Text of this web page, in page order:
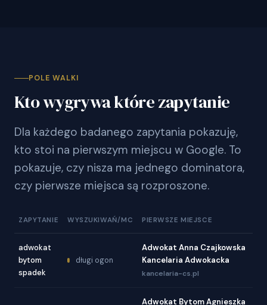
POLE WALKI
Kto wygrywa które zapytanie
Dla każdego badanego zapytania pokazuję,
kto stoi na pierwszym miejscu w Google. To
pokazuje, czy nisza ma jednego dominatora,
czy pierwsze miejsca są rozproszone.
ZAPYTANIE WYSZUKIWAŃ/MC PIERWSZE MIEJSCE
adwokat
bytom
spadek
długi ogon
Adwokat Anna Czajkowska
Kancelaria Adwokacka
kancelaria-cs.pl
Adwokat Bytom Agnieszka